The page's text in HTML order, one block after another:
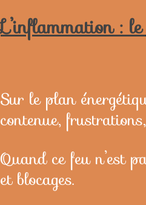
L’inflammation :
Sur le plan
contenue,
Quand ce feu n’est
et blocages.